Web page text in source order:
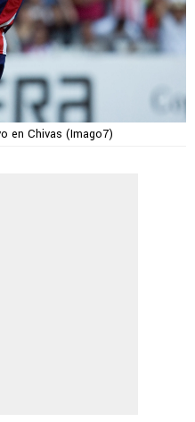
en Chivas (Imago7)